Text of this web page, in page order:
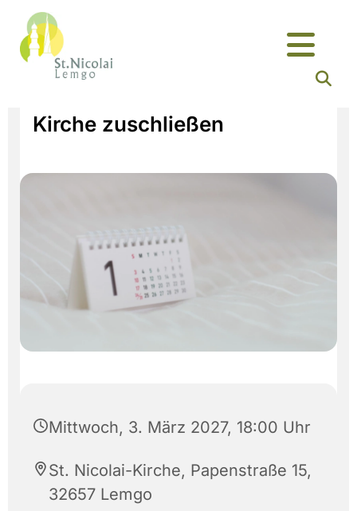
Kirche zuschließen
Mittwoch, 3. März 2027, 18:00 Uhr
St. Nicolai-Kirche, Papenstraße 15,
32657 Lemgo